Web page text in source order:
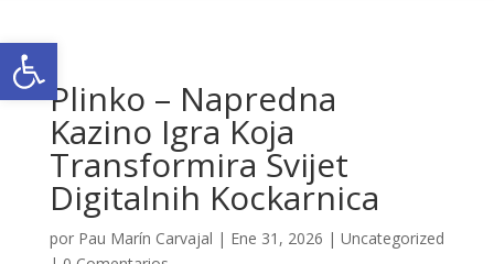
Abrir barra de herramientas
Plinko – Napredna
Kazino Igra Koja
Transformira Svijet
Digitalnih Kockarnica
por Pau Marín Carvajal | Ene 31, 2026 | Uncategorized